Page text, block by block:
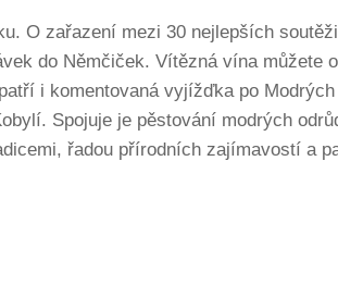
O zařazení mezi 30 nejlepších
do Němčiček. Vítězná vína můžete
i komentovaná vyjížďka po
Spojuje je pěstování modrých
řadou přírodních zajímavostí a